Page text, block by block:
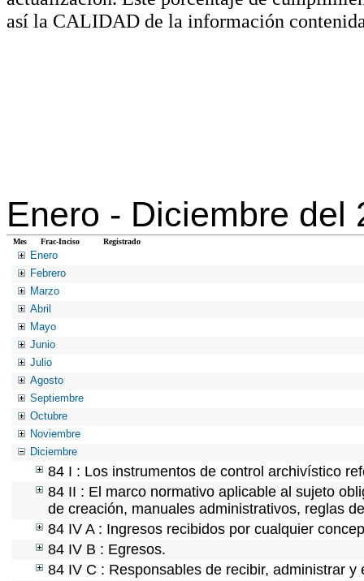
así la CALIDAD de la información
Enero - Diciembre del
Mes Frac-Inciso Registrado
Enero
Febrero
Marzo
Abril
Mayo
Junio
Julio
Agosto
Septiembre
Octubre
Noviembre
Diciembre
84 I : Los instrumentos de control archivístico
84 II : El marco normativo aplicable al sujeto
de creación, manuales administrativos, reglas
84 IV A : Ingresos recibidos por cualquier
84 IV B : Egresos.
84 IV C : Responsables de recibir, administrar y